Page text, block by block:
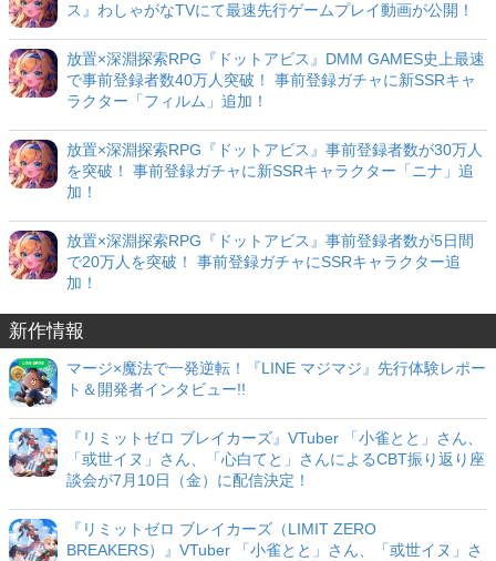
ス』わしゃがなTVにて最速先行ゲームプレイ動画が公開！
放置×深淵探索RPG『ドットアビス』DMM GAMES史上最速
で事前登録者数40万人突破！ 事前登録ガチャに新SSRキャ
ラクター「フィルム」追加！
放置×深淵探索RPG『ドットアビス』事前登録者数が30万人
を突破！ 事前登録ガチャに新SSRキャラクター「ニナ」追
加！
放置×深淵探索RPG『ドットアビス』事前登録者数が5日間
で20万人を突破！ 事前登録ガチャにSSRキャラクター追
加！
新作情報
マージ×魔法で一発逆転！『LINE マジマジ』先行体験レポー
ト＆開発者インタビュー!!
『リミットゼロ ブレイカーズ』VTuber 「小雀とと」さん、
「或世イヌ」さん、「心白てと」さんによるCBT振り返り座
談会が7月10日（金）に配信決定！
『リミットゼロ ブレイカーズ（LIMIT ZERO
BREAKERS）』VTuber 「小雀とと」さん、「或世イヌ」さ